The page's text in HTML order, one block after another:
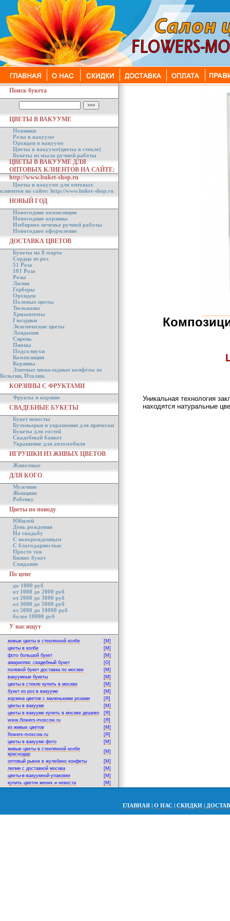
Поиск букета
ЦВЕТЫ В ВАКУУМЕ
Новинки
Розы в вакууме
Орхидеи в вакууме
Цветы в вакууме(цветы в стекле)
Букеты из мыла ручной работы
ЦВЕТЫ В ВАКУУМЕ ДЛЯ
ОПТОВЫХ КЛИЕНТОВ НА САЙТЕ:
http://www.buket-shop.ru
Цветы в вакууме для оптовых
клиентов на сайте: http://www.buket-shop.ru
НОВЫЙ ГОД
Новогодние композиции
Новогодние корзины
Имбирное печенье ручной работы
Новогоднее оформление
ДОСТАВКА ЦВЕТОВ
Букеты на 8 марта
Сердца из роз
51 Роза
101 Роза
Розы
Лилии
Герберы
Орхидеи
Полевые цветы
Тюльпаны
Хризантемы
Гвоздики
Экзотические цветы
Ландыши
Сирень
Пионы
Подсолнухи
Композиции
Корзины
Элитные шоколадные конфеты из
Бельгии, Италии.
КОРЗИНЫ С ФРУКТАМИ
Фрукты в корзине
СВАДЕБНЫЕ БУКЕТЫ
Букет невесты
Бутоньерки и украшения для прически
Букеты для гостей
Свадебный банкет
Украшение для автомобиля
ИГРУШКИ ИЗ ЖИВЫХ ЦВЕТОВ
Животные
ДЛЯ КОГО
Мужчине
Женщине
Ребенку
Цветы по поводу
Юбилей
День рождения
На свадьбу
С новорожденным
С благодарностью
Просто так
Бизнес букет
Свидание
По цене
до 1000 руб
от 1000 до 2000 руб
от 2000 до 3000 руб
от 3000 до 5000 руб
от 5000 до 10000 руб
более 10000 руб
У нас ищут
живые цветы в стеклянной колбе
[M]
цветы в колбе
[M]
фото большой букет
[M]
амариллис свадебный букет
[G]
полевой букет доставка по москве
[M]
вакуумные букеты
[M]
цветы в стекле купить в москве
[M]
букет из роз в вакууме
[M]
корзина цветов с маленькими розами
[Я]
цветы в вакууме
[M]
цветы в вакууме купить в москве дешево
[Я]
www.flowers-moscow.ru
[Я]
из живых цветов
[M]
flowers-moscow.ru
[Я]
цветы в вакууме фото
[M]
живые цветы в стеклянной колбе
краснодар
[M]
оптовый рынок в жулебино конфеты
[M]
лилии с доставкой москва
[M]
цветы-в-вакуумной-упаковке
[M]
купить цветок жених и невеста
[M]
Уникальная технология
находятся натуральные
ГЛАВНАЯ | О НАС | СКИДКИ |